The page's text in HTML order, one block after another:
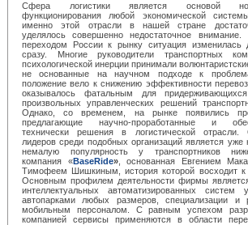
Сфера логистики является основой
функционирования любой экономической
именно этой отрасли в нашей стране
уделялось совершенно недостаточное
переходом России к рынку ситуация изменилась
сразу. Многие руководители транспортных
психологической инерции принимали
не основанные на научном подходе к
положение вело к снижению эффективности
оказывалось фатальным для придерживающихся
произвольных управленческих решений
Однако, со временем, на рынке появились
предлагающие научно-проработанные и
технически решения в логистической
лидеров среди подобных организаций является уже
немалую популярность у транспортников
компания «BaseRide», основанная Евгением
Тимофеем Шишкиным, история которой восходит к
Основным профилем деятельности фирмы
интеллектуальных автоматизированных систем
автопарками любых размеров, специализации и
мобильным персоналом. С равным успехом
компанией сервисы применяются в области